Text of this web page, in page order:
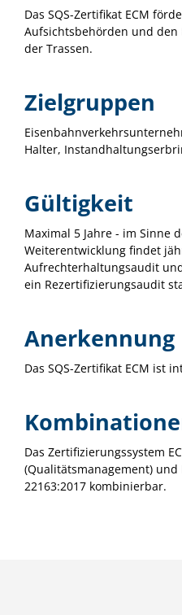
Das SQS-Zertifikat ECM
Aufsichtsbehörden und
der Trassen.
Zielgruppen
Halter,
Gültigkeit
Maximal 5 Jahre - im Sinne
Weiterentwicklung findet
Aufrechterhaltungsaudit
ein Rezertifizierungsaudit
Anerkennung
Das SQS-Zertifikat ECM ist
Das Zertifizierungssystem
(Qualitätsmanagement) und
22163:2017 kombinierbar.